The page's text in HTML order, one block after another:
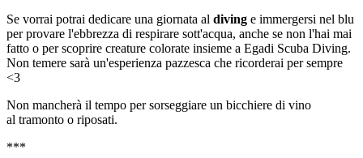
Se vorrai potrai dedicare una giornata al diving e immergersi nel blu
per provare l'ebbrezza di respirare sott'acqua, anche se non l'hai mai
fatto o per scoprire creature colorate insieme a Egadi Scuba Diving.
Non temere sarà un'esperienza pazzesca che ricorderai per sempre
<3
Non mancherà il tempo per sorseggiare un bicchiere di vino
al tramonto o riposati.
***